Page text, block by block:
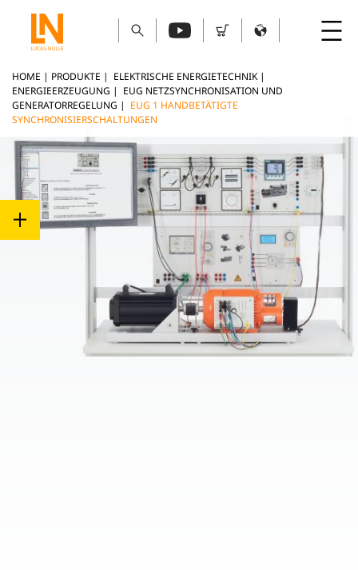
HOME | PRODUKTE | ELEKTRISCHE ENERGIETECHNIK |
ENERGIEERZEUGUNG | EUG NETZSYNCHRONISATION UND
GENERATORREGELUNG | EUG 1 HANDBETÄTIGTE
SYNCHRONISIERSCHALTUNGEN